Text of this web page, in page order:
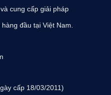
cung cấp giải pháp
đầu tại Việt Nam.
cấp 18/03/2011)